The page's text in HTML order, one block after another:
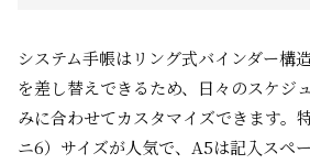
システム手帳はリング式バインダー構
を差し替えできるため、日々のスケジ
みに合わせてカスタマイズできます。
ニ6）サイズが人気で、A5は記入スペ